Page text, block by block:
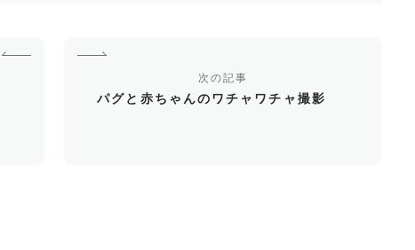
次の記事
パグと赤ちゃんのワチャワチャ撮影